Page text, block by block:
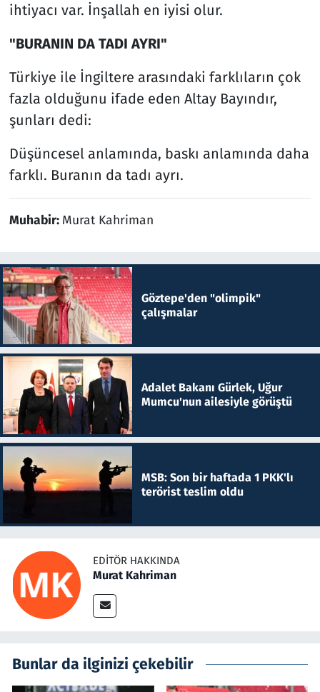
ihtiyacı var. İnşallah en iyisi olur.
"BURANIN DA TADI AYRI"
Türkiye ile İngiltere arasındaki farklıların çok
fazla olduğunu ifade eden Altay Bayındır,
şunları dedi:
Düşüncesel anlamında, baskı anlamında daha
farklı. Buranın da tadı ayrı.
Muhabir: Murat Kahriman
Göztepe'den "olimpik"
çalışmalar
Adalet Bakanı Gürlek, Uğur
Mumcu'nun ailesiyle görüştü
MSB: Son bir haftada 1 PKK'lı
terörist teslim oldu
EDITÖR HAKKINDA
Murat Kahriman
Bunlar da ilginizi çekebilir